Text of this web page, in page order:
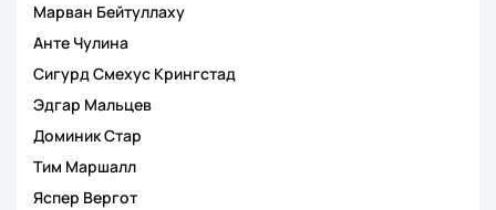
Марван Бейтуллаху
Анте Чулина
Сигурд Смехус Крингстад
Эдгар Мальцев
Доминик Стаp
Тим Маршалл
Яспер Вергот